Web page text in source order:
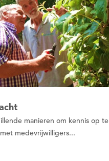
manieren om kennis op te
medevrijwilligers...